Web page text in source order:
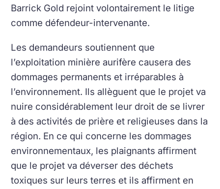
Barrick Gold rejoint volontairement le litige
comme défendeur-intervenante.
Les demandeurs soutiennent que
l’exploitation minière aurifère causera des
dommages permanents et irréparables à
l’environnement. Ils allèguent que le projet va
nuire considérablement leur droit de se livrer
à des activités de prière et religieuses dans la
région. En ce qui concerne les dommages
environnementaux, les plaignants affirment
que le projet va déverser des déchets
toxiques sur leurs terres et ils affirment en